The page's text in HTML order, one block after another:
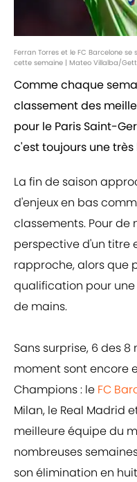
Ferran Torres et le FC Barcelone
cette semaine | Mateo Villalba/
Comme chaque
classement des
pour le Paris Saint-
c'est toujours une
La fin de saison
d'enjeux en bas
classements. Pour de
perspective d'un titre
rapproche, alors que
qualification pour
de mains.
Sans surprise, 6 des
moment sont encore
Champions : le FC
Milan, le Real Madrid
meilleure équipe du
nombreuses
son élimination en